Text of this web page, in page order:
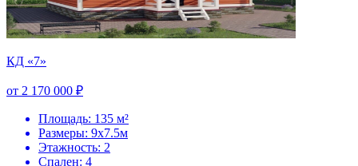
КД «7»
от 2 170 000 ₽
Площадь: 135 м²
Размеры: 9х7.5м
Этажность: 2
Спален: 4